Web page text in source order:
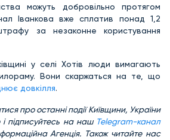
можуть добровільно протягом
Іванкова вже сплатив понад 1,2
за незаконне користування
у селі Хотів люди вимагають
Вони скаржаться на те, що
довкілля.
про останні події Київщини, України
і підписуйтесь на наш Telegram-канал
Агенція. Також читайте нас